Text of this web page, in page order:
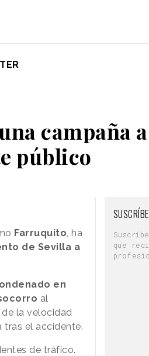
campaña
público
Farruquito , ha
de Sevilla a
en
al
la velocidad
tras el accidente.
de tráfico.
que